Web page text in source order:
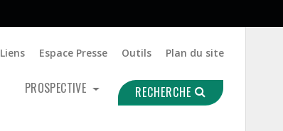
Liens Espace Presse Outils Plan du site
PROSPECTIVE RECHERCHE